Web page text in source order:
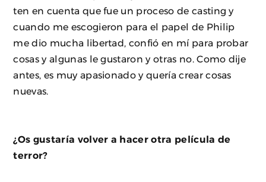
ten en cuenta que fue un proceso de casting y
cuando me escogieron para el papel de Philip
me dio mucha libertad, confió en mí para probar
cosas y algunas le gustaron y otras no. Como dije
antes, es muy apasionado y quería crear cosas
nuevas.
¿Os gustaría volver a hacer otra película de
terror?